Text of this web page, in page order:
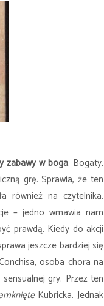
zabawy w boga. Bogaty,
grę. Sprawia, że ten
również na czytelnika.
– jedno wmawia nam
prawdą. Kiedy do akcji
jeszcze bardziej się
osoba chora na
gry. Przez ten
Kubricka. Jednak